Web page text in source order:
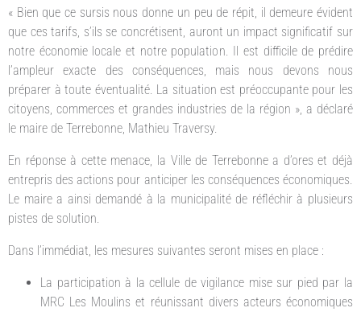
« Bien que ce sursis nous donne un peu de répit, il demeure évident
que ces tarifs, s’ils se concrétisent, auront un impact significatif sur
notre économie locale et notre population. Il est difficile de prédire
l’ampleur exacte des conséquences, mais nous devons nous
préparer à toute éventualité. La situation est préoccupante pour les
citoyens, commerces et grandes industries de la région », a déclaré
le maire de Terrebonne, Mathieu Traversy.
En réponse à cette menace, la Ville de Terrebonne a d’ores et déjà
entrepris des actions pour anticiper les conséquences économiques.
Le maire a ainsi demandé à la municipalité de réfléchir à plusieurs
pistes de solution.
Dans l’immédiat, les mesures suivantes seront mises en place :
La participation à la cellule de vigilance mise sur pied par la
MRC Les Moulins et réunissant divers acteurs économiques